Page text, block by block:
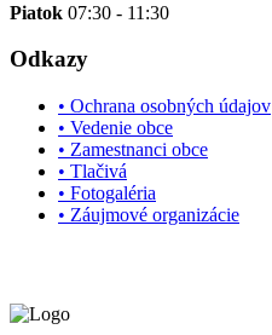
Piatok 07:30 - 11:30
Odkazy
• Ochrana osobných údajov
• Vedenie obce
• Zamestnanci obce
• Tlačivá
• Fotogaléria
• Záujmové organizácie